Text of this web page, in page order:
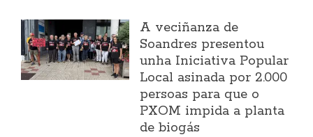
A veciñanza de
Soandres presentou
unha Iniciativa Popular
Local asinada por 2.000
persoas para que o
PXOM impida a planta
de biogás